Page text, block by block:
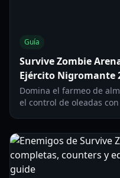
Guía
Survive Zombie
Ejército Nigromante
Domina el farmeo de
el control de oleadas